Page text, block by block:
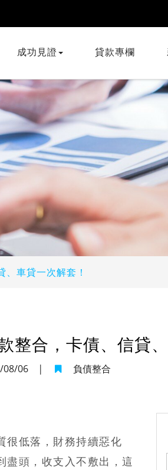
成功見證 貸款專欄
車貸一次解套！
整合，卡債、信貸
08/06 | 負債整合
很低落，財務持續惡化
盡頭，收支入不敷出，這